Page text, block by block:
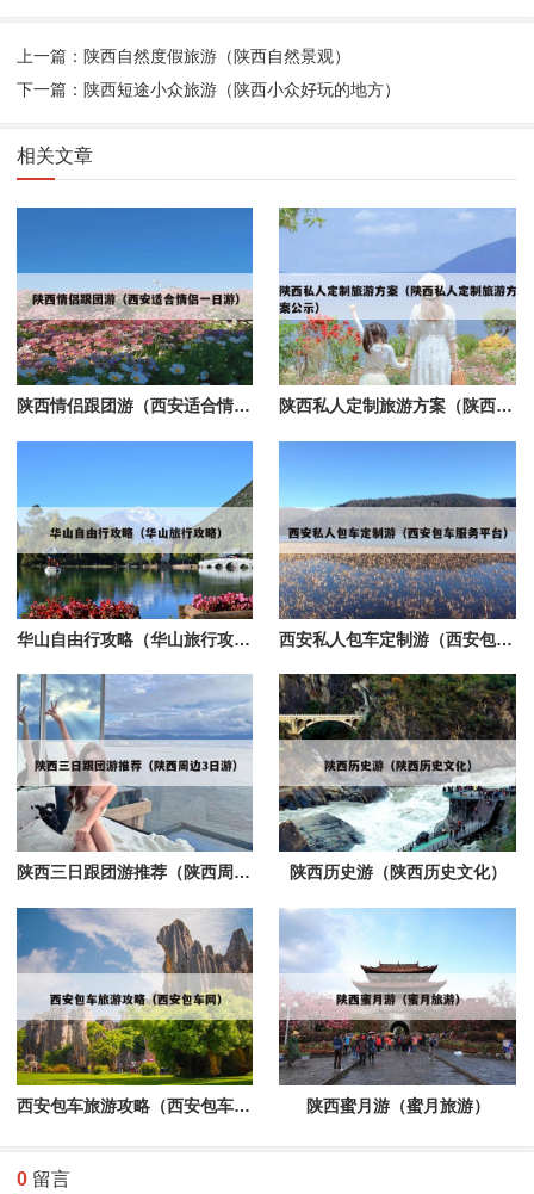
上一篇：陕西自然度假旅游（陕西自然景观）
下一篇：陕西短途小众旅游（陕西小众好玩的地方）
相关文章
陕西情侣跟团游（西安适合情侣一日游） 陕西私人定制旅游方案（陕西私人定制旅游方案公示）
华山自由行攻略（华山旅行攻略） 西安私人包车定制游（西安包车服务平台）
陕西三日跟团游推荐（陕西周边3日游） 陕西历史游（陕西历史文化）
西安包车旅游攻略（西安包车网） 陕西蜜月游（蜜月旅游）
0 留言